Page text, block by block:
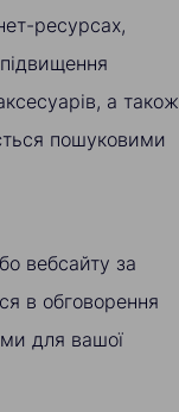
ресурсах,
а також
пошуковими
вебсайту за
в обговорення
для вашої